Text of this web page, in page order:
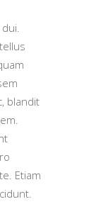
blandit
Etiam